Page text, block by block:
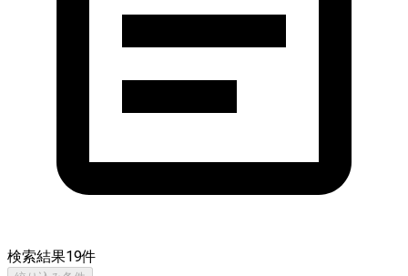
検索結果19件